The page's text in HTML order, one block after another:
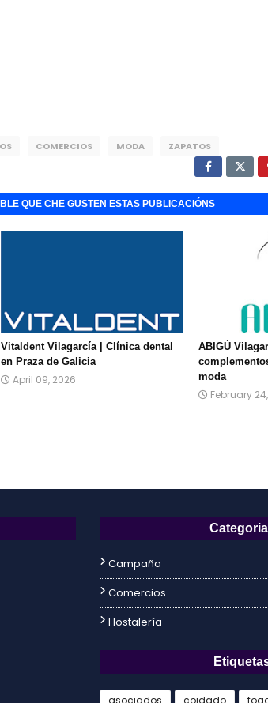
COMERCIOS MODA ZAPATOS
QUE CHE GUSTEN ESTAS PUBLICACIÓNS
Vitaldent Vilagarcía | Clínica dental
en Praza de Galicia
April 09, 2026
ABIGÚ
moda
February
Campaña
Comercios
Hostalería
asociados coidado